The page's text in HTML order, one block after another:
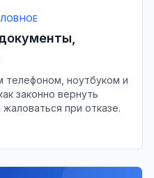
телефоном, ноутбуком и
законно вернуть
при отказе.